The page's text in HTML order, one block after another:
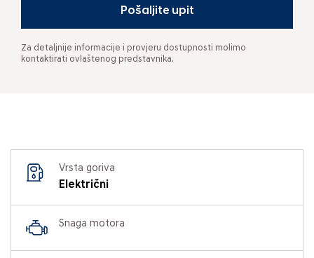
Pošaljite upit
Za detaljnije informacije i provjeru dostupnosti molimo
kontaktirati ovlaštenog predstavnika.
Vrsta goriva
Električni
Snaga motora